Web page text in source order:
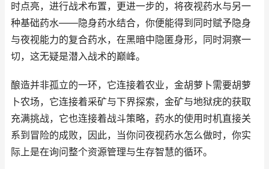
时点亮，进行战术布置，更进一步的，将夜视药水与另一
种基础药水——隐身药水结合，你便能得到同时赋予隐身
与夜视能力的复合药水，在黑暗中隐匿身形，同时洞察一
切，这无疑是潜入战术的巅峰。
酿造并非孤立的一环，它连接着农业，金胡萝卜需要胡萝
卜农场，它连接着采矿与下界探索，金矿与地狱疣的获取
充满挑战，它也连接着战斗策略，药水的使用时机直接关
系到冒险的成败，因此，当你问夜视药水怎么做时，你实
际上是在询问整个资源管理与生存智慧的循环。